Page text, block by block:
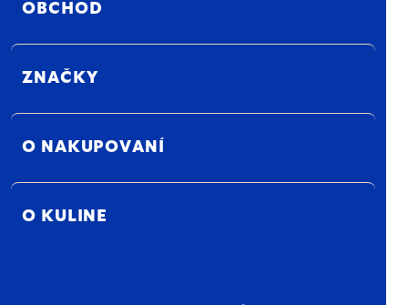
OBCHOD
ZNAČKY
O NAKUPOVANÍ
O KULINE